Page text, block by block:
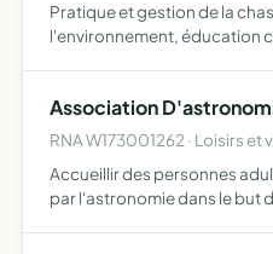
Pratique et gestion de la
l'environnement, éducation
flore e…
Association
RNA W173001262 · Loisirs et
Accueillir des personnes
par l'astronomie dans le but